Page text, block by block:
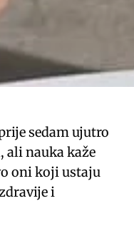
sedam ujutro
ali nauka kaže
oni koji ustaju
i